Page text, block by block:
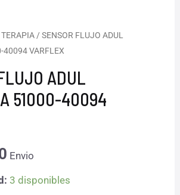
/ SENSOR FLUJO ADUL
40094 VARFLEX
ADUL
51000-40094
Envio
3 disponibles